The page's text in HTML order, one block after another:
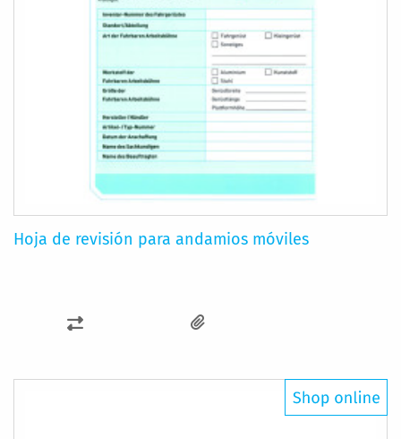
Hoja de revisión para andamios móviles
AÑADIR
COMPARAR